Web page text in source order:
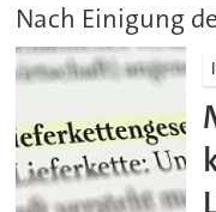
Nach Einigung